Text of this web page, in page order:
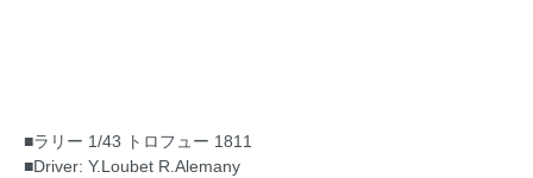
■ラリー 1/43 トロフュー 1811
■Driver: Y.Loubet R.Alemany